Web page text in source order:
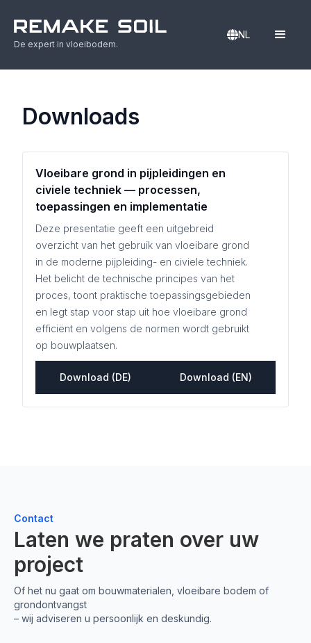
De expert in vloeibodem.
NL
Downloads
Vloeibare grond in pijpleidingen en
civiele techniek — processen,
toepassingen en implementatie
Deze presentatie geeft een uitgebreid
overzicht van het gebruik van vloeibare grond
in de moderne pijpleiding- en civiele techniek.
Het belicht de technische principes van het
proces, toont praktische toepassingsgebieden
en legt stap voor stap uit hoe vloeibare grond
efficiënt en volgens de normen wordt gebruikt
op bouwplaatsen.
Download (DE) Download (EN)
Contact
Laten we praten over uw
project
Of het nu gaat om bouwmaterialen, vloeibare bodem of
grondontvangst
– wij adviseren u persoonlijk en deskundig.